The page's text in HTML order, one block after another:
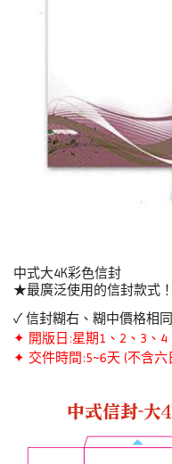
中式大4K彩色信封
★最廣泛使用的信封款式
✓ 信封糊右、糊中價格相同
✦ 開版日:星期1、2、3、4
✦ 交件時間:5~6天 (不含六